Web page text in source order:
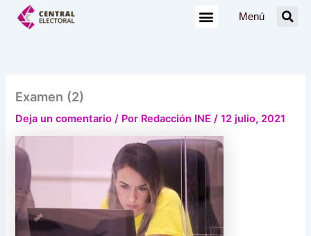
Menú
Examen (2)
Deja un comentario / Por Redacción INE/12 julio, 2021